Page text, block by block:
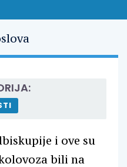
i ove su
bili na